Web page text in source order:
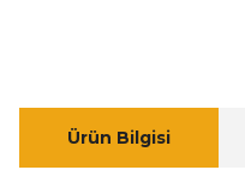
Ürün Bilgisi